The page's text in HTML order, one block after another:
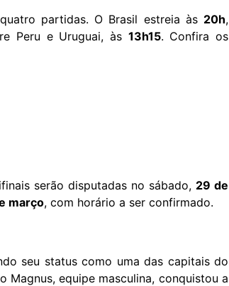
partidas. O Brasil estreia às 20h,
Peru e Uruguai, às 13h15. Confira os
serão disputadas no sábado, 29 de
março, com horário a ser confirmado.
seu status como uma das capitais do
Magnus, equipe masculina, conquistou a